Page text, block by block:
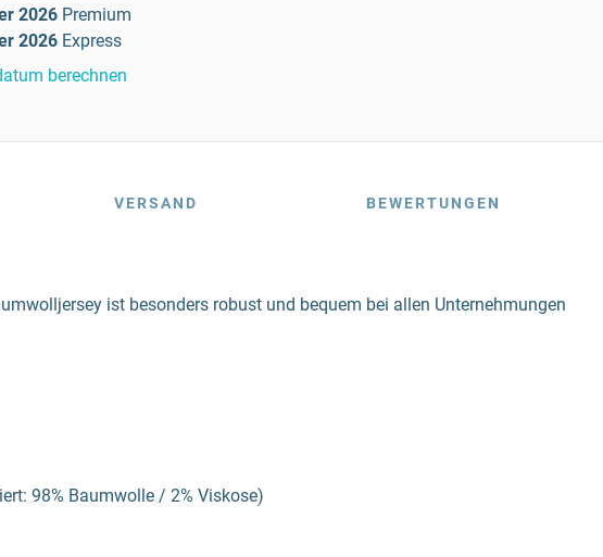
2026 Premium
2026 Express
berechnen
VERSAND BEWERTUNGEN
ist besonders robust und bequem bei allen Unternehmungen
98% Baumwolle / 2% Viskose)